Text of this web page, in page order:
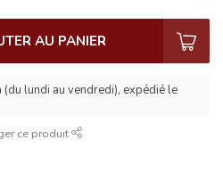
AU PANIER
(du lundi au vendredi), expédié le
ce produit